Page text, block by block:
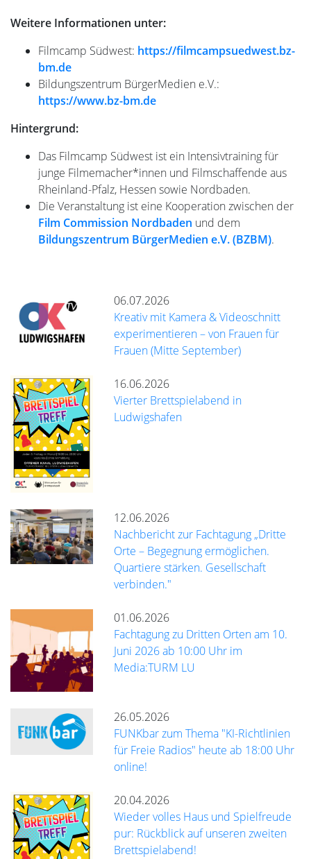
Weitere Informationen unter:
Filmcamp Südwest: https://filmcampsuedwest.bz-
bm.de
Bildungszentrum BürgerMedien e.V.:
https://www.bz-bm.de
Hintergrund:
Das Filmcamp Südwest ist ein Intensivtraining für
junge Filmemacher*innen und Filmschaffende aus
Rheinland-Pfalz, Hessen sowie Nordbaden.
Die Veranstaltung ist eine Kooperation zwischen der
Film Commission Nordbaden und dem
Bildungszentrum BürgerMedien e.V. (BZBM).
06.07.2026
Kreativ mit Kamera & Videoschnitt
experimentieren – von Frauen für
Frauen (Mitte September)
16.06.2026
Vierter Brettspielabend in
Ludwigshafen
12.06.2026
Nachbericht zur Fachtagung „Dritte
Orte – Begegnung ermöglichen.
Quartiere stärken. Gesellschaft
verbinden."
01.06.2026
Fachtagung zu Dritten Orten am 10.
Juni 2026 ab 10:00 Uhr im
Media:TURM LU
26.05.2026
FUNKbar zum Thema "KI-Richtlinien
für Freie Radios" heute ab 18:00 Uhr
online!
20.04.2026
Wieder volles Haus und Spielfreude
pur: Rückblick auf unseren zweiten
Brettspielabend!